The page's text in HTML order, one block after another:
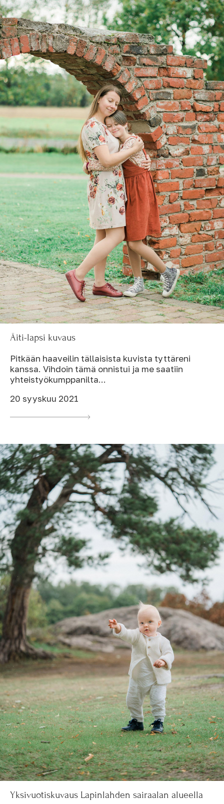
Äiti-lapsi kuvaus
Pitkään haaveilin tällaisista kuvista tyttäreni
kanssa. Vihdoin tämä onnistui ja me saatiin
yhteistyökumppanilta...
20 syyskuu 2021
Yksivuotiskuvaus Lapinlahden sairaalan alueella